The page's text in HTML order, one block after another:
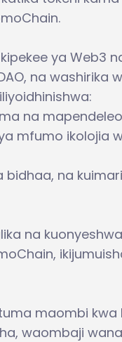
ya Web3
na washirika
na
mfumo ikolojia
bidhaa, na
na
maombi
waombaji